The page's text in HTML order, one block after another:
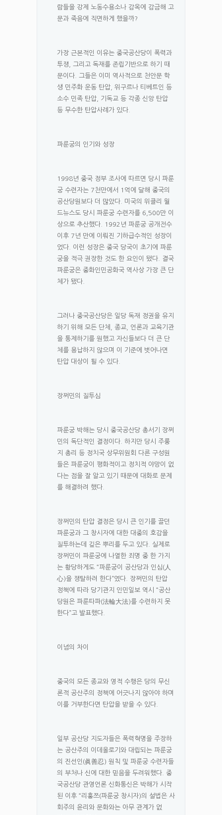
람들을 강제 노동수용소나 감옥에 감금해 고
문과 죽음에 직면하게 했을까?
가장 근본적인 이유는 중국공산당이 폭력과
투쟁, 그리고 독재를 존립기반으로 하기 때
문이다. 그들은 이미 역사적으로 천안문 학
생 민주화 운동 탄압, 위구르나 티베트인 등
소수 민족 탄압, 기독교 등 각종 신앙 탄압
등 무수한 탄압사례가 있다.
파룬궁의 인기와 성장
1998년 중국 정부 조사에 따르면 당시 파룬
궁 수련자는 7천만에서 1억에 달해 중국의
공산당원보다 더 많았다. 미국의 위클리 월
드뉴스도 당시 파룬궁 수련자를 6,500만 이
상으로 추산했다. 1992년 파룬궁 공개전수
이후 7년 만에 이뤄진 기하급수적인 성장이
었다. 이런 성장은 중국 당국이 초기에 파룬
궁을 적극 권장한 것도 한 요인이 됐다. 결국
파룬궁은 중화인민공화국 역사상 가장 큰 단
체가 됐다.
그러나 중국공산당은 일당 독재 정권을 유지
하기 위해 모든 단체, 종교, 언론과 교육기관
을 통제하기를 원했고 자신들보다 더 큰 단
체를 용납하지 않으며 이 기준에 벗어나면
탄압 대상이 될 수 있다.
장쩌민의 질투심
파룬궁 박해는 당시 중국공산당 총서기 장쩌
민의 독단적인 결정이다. 하지만 당시 주룽
지 총리 등 정치국 상무위원회 다른 구성원
들은 파룬궁이 평화적이고 정치적 야망이 없
다는 점을 잘 알고 있기 때문에 대화로 문제
를 해결하려 했다.
장쩌민의 탄압 결정은 당시 큰 인기를 끌던
파룬궁과 그 창시자에 대한 대중의 호감을
질투하는데 깊은 뿌리를 두고 있다. 실제로
장쩌민이 파룬궁에 나열한 죄명 중 한 가지
는 황당하게도 “파룬궁이 공산당과 인심(人
心)을 쟁탈하려 한다”였다. 장쩌민의 탄압
정책에 따라 당기관지 인민일보 역시 “공산
당원은 파룬따파(法輪大法)를 수련하지 못
한다”고 발표했다.
이념의 차이
중국의 모든 종교와 영적 수행은 당의 무신
론적 공산주의 정책에 어긋나지 않아야 하며
이를 거부한다면 탄압을 받을 수 있다.
일부 공산당 지도자들은 폭력혁명을 주장하
는 공산주의 이데올로기와 대립되는 파룬궁
의 진선인(眞善忍) 원칙 및 파룬궁 수련자들
의 부처나 신에 대한 믿음을 두려워했다. 중
국공산당 관영언론 신화통신은 박해가 시작
된 이후 “리훙쯔(파룬궁 창시자)의 설법은 사
회주의 윤리와 문화와는 아무 관계가 없